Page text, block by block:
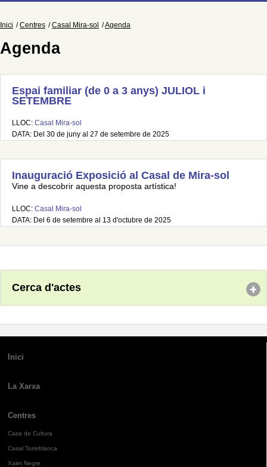
Inici Centres Casal Mira-sol Agenda
Agenda
Espai familiar (de 0 a 3 anys) JULIOL i
SETEMBRE
LLOC: Casal Mira-sol
DATA: Del 30 de juny al 27 de setembre de 2025
Inauguració Exposició al Casal de Mira-sol
Vine a descobrir aquesta proposta artística!
LLOC: Casal Mira-sol
DATA: Del 6 de setembre al 13 d'octubre de 2025
Cerca d'actes
Inici
La Xarxa
Centres
Casa de Cultura
Casal Torreblanca
Xalet Negre